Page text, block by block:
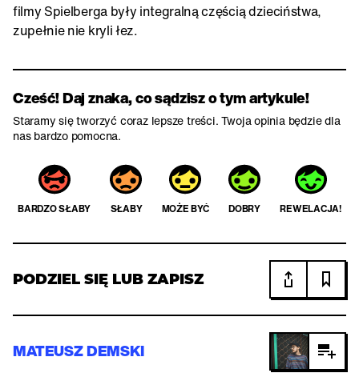
filmy Spielberga były integralną częścią dzieciństwa,
zupełnie nie kryli łez.
Cześć! Daj znaka, co sądzisz o tym artykule!
Staramy się tworzyć coraz lepsze treści. Twoja opinia będzie dla
nas bardzo pomocna.
BARDZO SŁABY SŁABY MOŻE BYĆ DOBRY REWELACJA!
PODZIEL SIĘ LUB ZAPISZ
MATEUSZ DEMSKI